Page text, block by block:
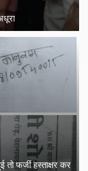
फर्जी हस्ताक्षर कर